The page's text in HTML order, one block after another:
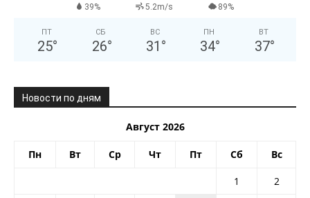
39% 5.2m/s 89%
ПТ
25°
СБ
26°
ВС
31 °
ПН
34°
ВТ
37°
Новости по дням
Август 2026
Пн Вт Ср Чт Пт Сб Вс
1
2